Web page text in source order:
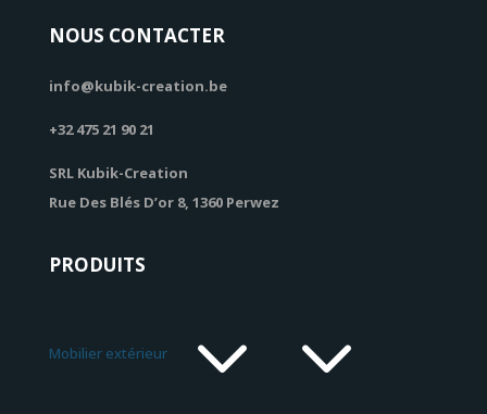
NOUS CONTACTER
info@kubik-creation.be
+32 475 21 90 21
SRL Kubik-Creation
Rue Des Blés D’or 8, 1360 Perwez
PRODUITS
Mobilier extérieur 3